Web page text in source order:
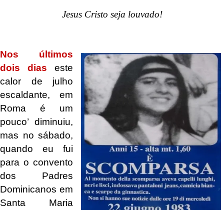
Jesus Cristo seja louvado!
Nos últimos
dois dias este
calor de julho
escaldante, em
Roma é um
pouco’ diminuiu,
mas no sábado,
quando eu fui
para o convento
dos Padres
Dominicanos em
Santa Maria